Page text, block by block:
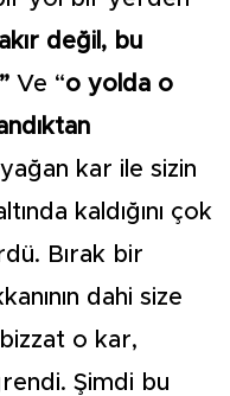
değil, bu
Ve “o yolda o
kar ile sizin
kaldığını çok
Bırak bir
dahi size
o kar,
Şimdi bu